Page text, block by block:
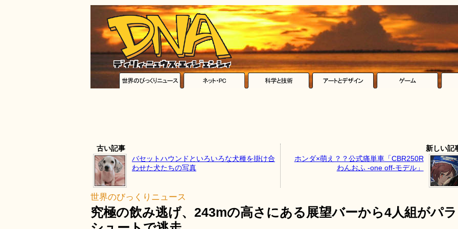
古い記事
バセットハウンドといろいろな犬種を掛け合
わせた犬たちの写真
新しい記
ホンダ×萌え？？公式痛単車「CBR250R
わんおふ -one off-モデル」
世界のびっくりニュース
究極の飲み逃げ、243mの高さにある展望バーから4人組がパラ